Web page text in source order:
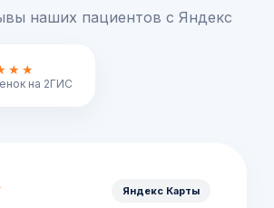
наших пациентов с Яндекс
на 2ГИС
Яндекс Карты